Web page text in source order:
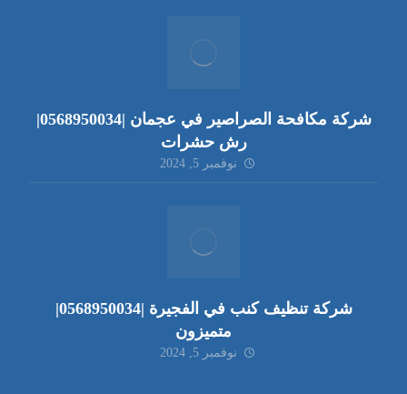
شركة مكافحة الصراصير في عجمان |0568950034|
رش حشرات
نوفمبر 5, 2024
شركة تنظيف كنب في الفجيرة |0568950034|
متميزون
نوفمبر 5, 2024